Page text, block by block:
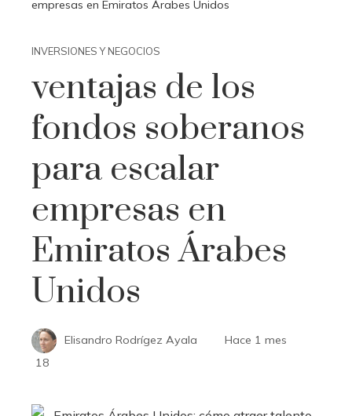
empresas en Emiratos Árabes Unidos
INVERSIONES Y NEGOCIOS
ventajas de los
fondos soberanos
para escalar
empresas en
Emiratos Árabes
Unidos
Elisandro Rodrígez Ayala
Hace 1 mes
18